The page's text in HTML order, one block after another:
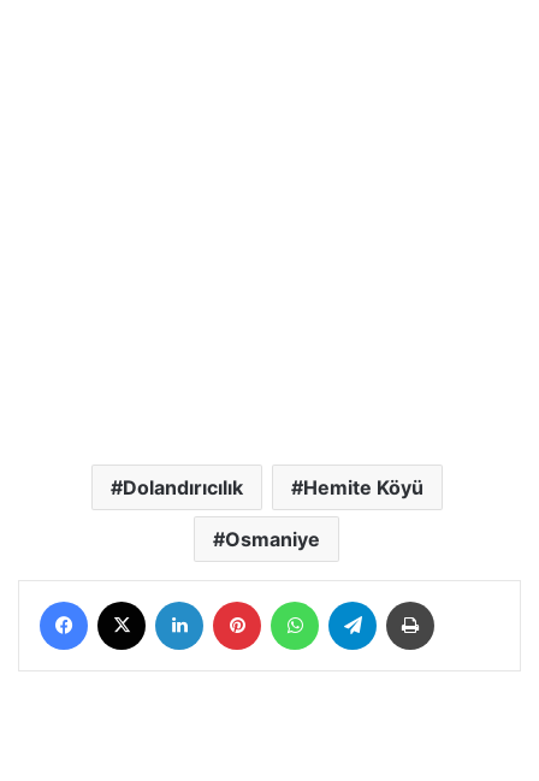
Dolandırıcılık Hemite Köyü
Osmaniye